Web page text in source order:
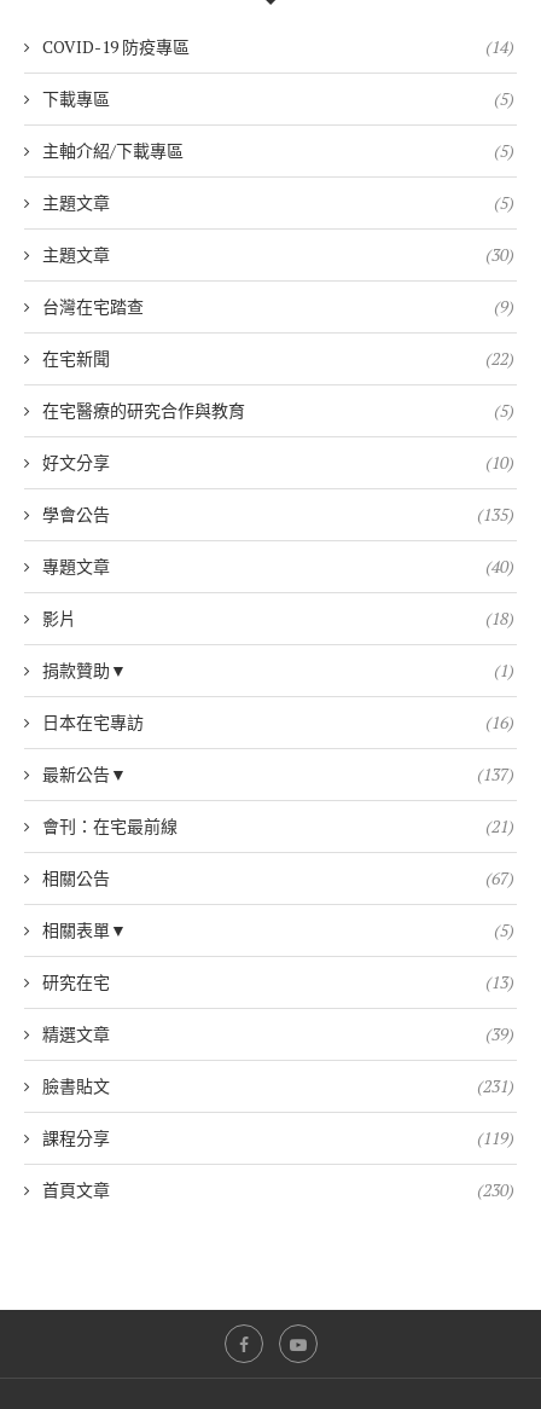
COVID-19 防疫專區 (14)
下載專區 (5)
主軸介紹/下載專區 (5)
主題文章 (5)
主題文章 (30)
台灣在宅踏查 (9)
在宅新聞 (22)
在宅醫療的研究合作與教育 (5)
好文分享 (10)
學會公告 (135)
專題文章 (40)
影片 (18)
捐款贊助▼ (1)
日本在宅專訪 (16)
最新公告▼ (137)
會刊：在宅最前線 (21)
相關公告 (67)
相關表單▼ (5)
研究在宅 (13)
精選文章 (39)
臉書貼文 (231)
課程分享 (119)
首頁文章 (230)